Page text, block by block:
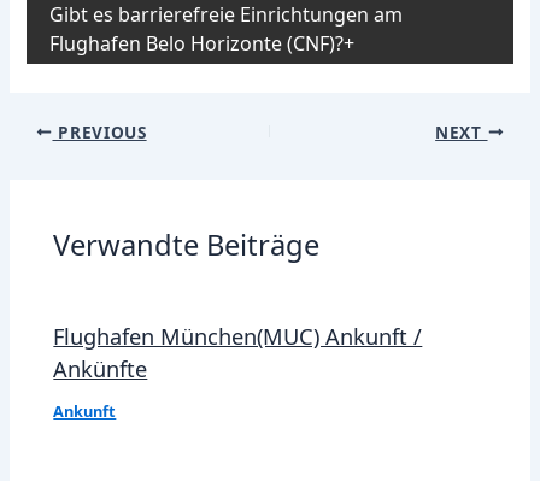
Gibt es barrierefreie Einrichtungen am
Flughafen Belo Horizonte (CNF)?
Post
PREVIOUS NEXT
Verwandte Beiträge
Flughafen München(MUC) Ankunft /
Ankünfte
Ankunft